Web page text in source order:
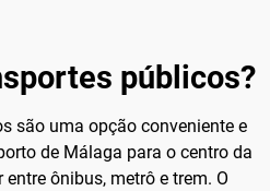
públicos?
são uma opção conveniente e
de Málaga para o centro da
ônibus, metrô e trem. O